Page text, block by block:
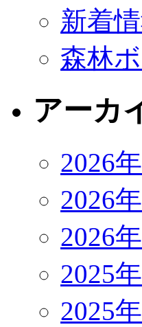
新着
森林
アーカ
2026
2026
2026
2025
2025